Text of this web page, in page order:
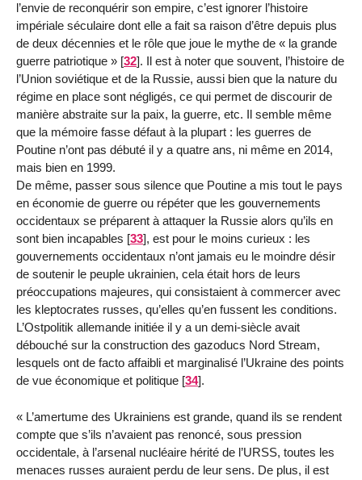
l’envie de reconquérir son empire, c’est ignorer l’histoire
impériale séculaire dont elle a fait sa raison d’être depuis plus
de deux décennies et le rôle que joue le mythe de « la grande
guerre patriotique » [32]. Il est à noter que souvent, l’histoire de
l’Union soviétique et de la Russie, aussi bien que la nature du
régime en place sont négligés, ce qui permet de discourir de
manière abstraite sur la paix, la guerre, etc. Il semble même
que la mémoire fasse défaut à la plupart : les guerres de
Poutine n’ont pas débuté il y a quatre ans, ni même en 2014,
mais bien en 1999.
De même, passer sous silence que Poutine a mis tout le pays
en économie de guerre ou répéter que les gouvernements
occidentaux se préparent à attaquer la Russie alors qu’ils en
sont bien incapables [33], est pour le moins curieux : les
gouvernements occidentaux n’ont jamais eu le moindre désir
de soutenir le peuple ukrainien, cela était hors de leurs
préoccupations majeures, qui consistaient à commercer avec
les kleptocrates russes, qu’elles qu’en fussent les conditions.
L’Ostpolitik allemande initiée il y a un demi-siècle avait
débouché sur la construction des gazoducs Nord Stream,
lesquels ont de facto affaibli et marginalisé l’Ukraine des points
de vue économique et politique [34].
« L’amertume des Ukrainiens est grande, quand ils se rendent
compte que s’ils n’avaient pas renoncé, sous pression
occidentale, à l’arsenal nucléaire hérité de l’URSS, toutes les
menaces russes auraient perdu de leur sens. De plus, il est